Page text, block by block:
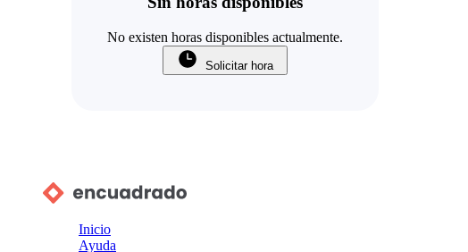
No existen horas disponibles actualmente.
Solicitar hora
Inicio
Ayuda